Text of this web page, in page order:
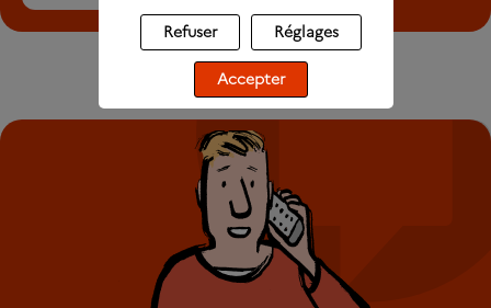
Refuser Réglages
Accepter